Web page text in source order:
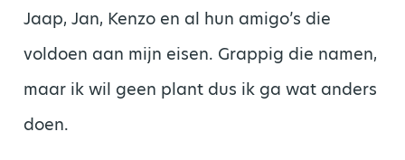
Jaap, Jan, Kenzo en al hun amigo’s die
voldoen aan mijn eisen. Grappig die namen,
maar ik wil geen plant dus ik ga wat anders
doen.